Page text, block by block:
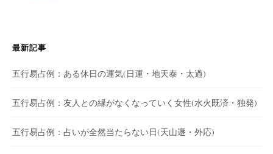
最新記事
五行易占例：ある休日の運気(日運・地天泰・太過)
五行易占例：友人との縁がなくなっていく女性(水火既済・独発)
五行易占例：占いが全然当たらない日(天山遯・外応)